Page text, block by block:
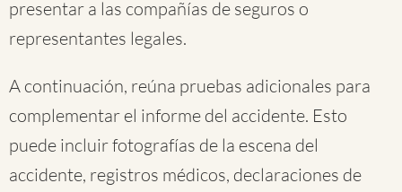
presentar a las compañías de seguros o
representantes legales.
A continuación, reúna pruebas adicionales para
complementar el informe del accidente. Esto
puede incluir fotografías de la escena del
accidente, registros médicos, declaraciones de